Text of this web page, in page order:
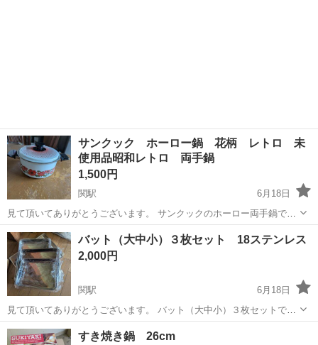
サンクック ホーロー鍋 花柄 レトロ 未
使用品昭和レトロ 両手鍋
1,500円
関駅
6月18日
見て頂いてありがとうございます。 サンクックのホーロー両手鍋で
す。 【サイズ】 直径:約20cm 新品、未使用品ですが長期間保管の為
理解がある方のみよろしくお願いいたします。
岐阜 関市 関駅 調理器具 手鍋
バット（大中小）３枚セット 18ステンレス
2,000円
関駅
6月18日
見て頂いてありがとうございます。 バット（大中小）３枚セットで
す。 18ステンレスです。 大 35✕27cm 中 31✕24cm 小 27✕21cm
新品未使用品ですが、長期自宅保管など色々細かいことを気になさら
岐阜 関市 関駅 調理器具
すき焼き鍋 26cm